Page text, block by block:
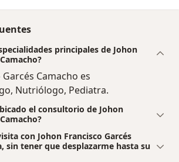
principales de Johon
Camacho es
Nutriólogo, Pediatra.
el consultorio de Johon
con Johon Francisco Garcés
sin tener que desplazarme hasta su